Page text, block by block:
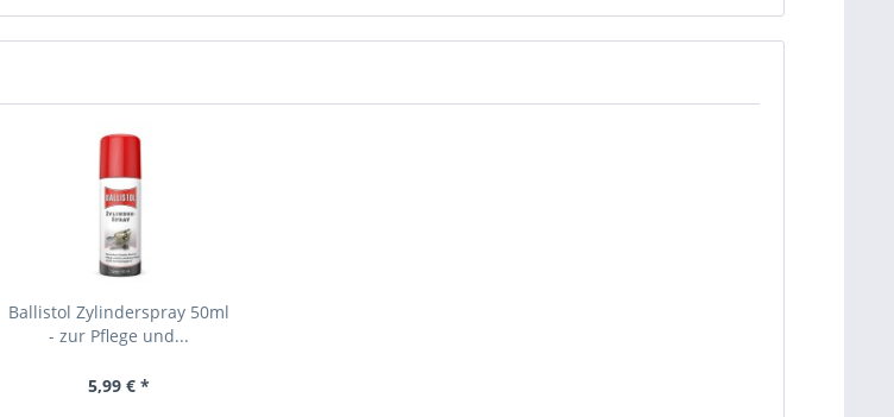
Ballistol Zylinderspray 50ml
- zur Pflege und...
5,99 € *